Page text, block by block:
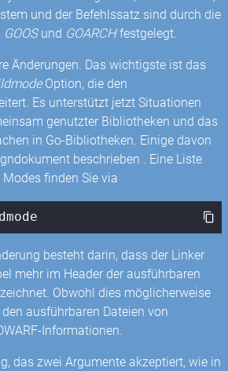
und der Befehlssatz sind durch die
GOOSund GOARCHfestgelegt.
Änderungen. Das wichtigste ist das
Option, die den
Es unterstützt jetzt Situationen
genutzter Bibliotheken und das
in Go-Bibliotheken. Einige davon
beschrieben . Eine Liste
finden Sie via
besteht darin, dass der Linker
mehr im Header der ausführbaren
Obwohl dies möglicherweise
ausführbaren Dateien von
Informationen.
das zwei Argumente akzeptiert, wie in